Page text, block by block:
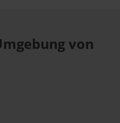
von